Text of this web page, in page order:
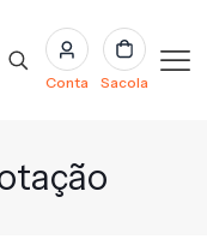
Conta Sacola